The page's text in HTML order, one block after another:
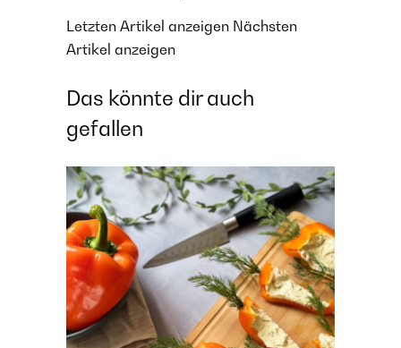
Letzten Artikel anzeigen Nächsten
Artikel anzeigen
Das könnte dir auch
gefallen